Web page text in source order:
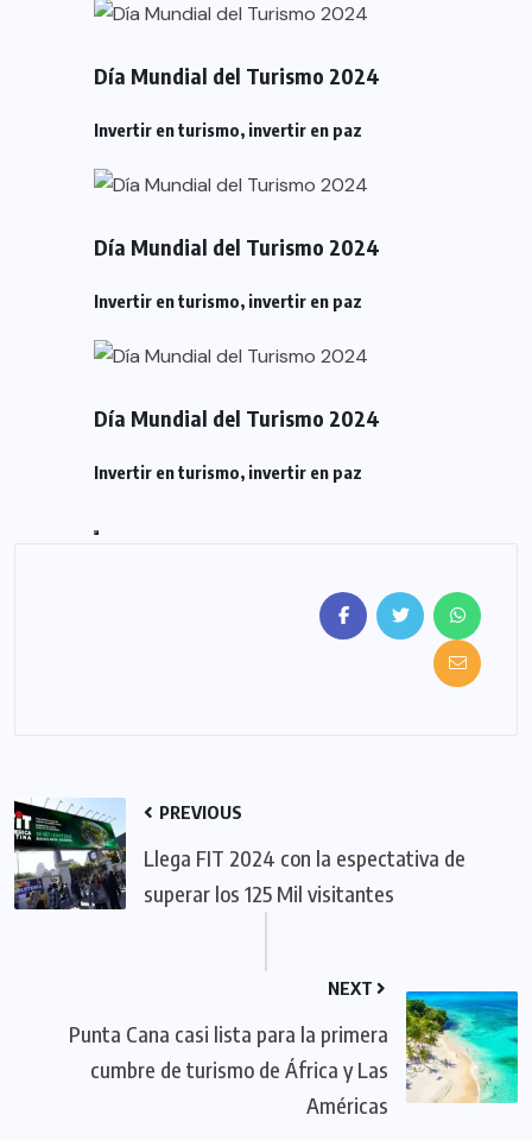
Día Mundial del Turismo 2024
Invertir en turismo, invertir en paz
Día Mundial del Turismo 2024
Invertir en turismo, invertir en paz
Día Mundial del Turismo 2024
Invertir en turismo, invertir en paz
PREVIOUS
Llega FIT 2024 con la espectativa de
superar los 125 Mil visitantes
NEXT
Punta Cana casi lista para la primera
cumbre de turismo de África y Las
Américas